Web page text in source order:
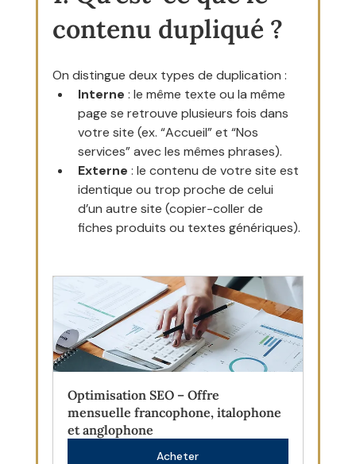
contenu dupliqué ?
On distingue deux types de duplication :
Interne : le même texte ou la même
page se retrouve plusieurs fois dans
votre site (ex. “Accueil” et “Nos
services” avec les mêmes phrases).
Externe : le contenu de votre site est
identique ou trop proche de celui
d’un autre site (copier-coller de
fiches produits ou textes génériques).
Optimisation SEO – Offre
mensuelle francophone, italophone
et anglophone
Acheter